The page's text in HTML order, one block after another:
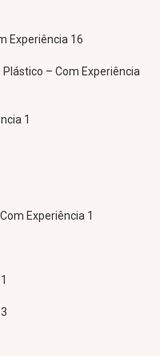
Experiência 16
– Com Experiência
1
Experiência 1